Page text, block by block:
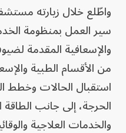
سير العمل بمنظومة
والإسعافية المقدمة
من الأقسام الطبية
استقبال الحالات وخطط
الحرجة، إلى جانب
والخدمات العلاجية